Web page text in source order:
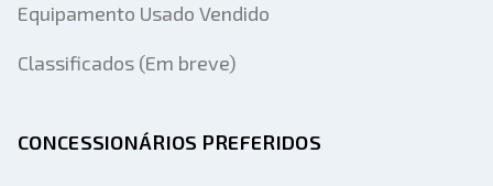
Equipamento Usado Vendido
Classificados (Em breve)
CONCESSIONÁRIOS PREFERIDOS